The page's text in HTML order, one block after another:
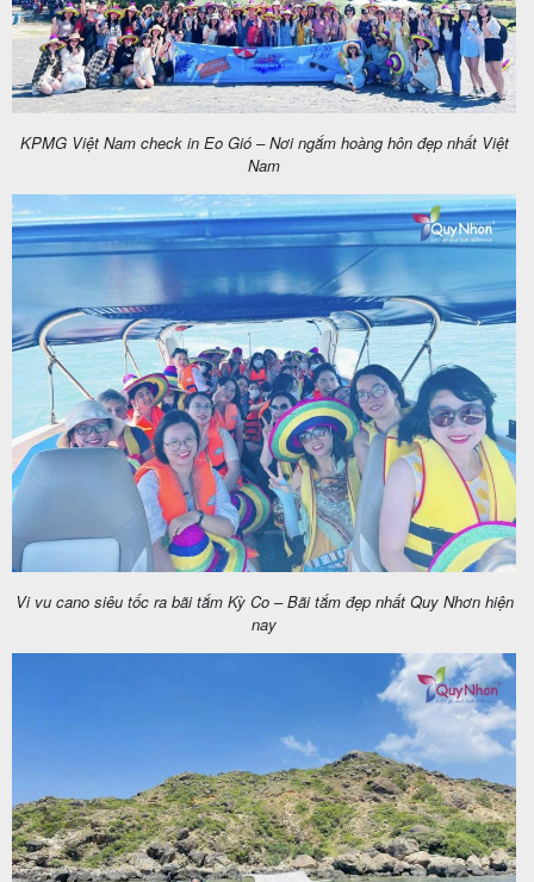
KPMG Việt Nam check in Eo Gió – Nơi ngắm hoàng hôn đẹp nhất Việt
Nam
Vi vu cano siêu tốc ra bãi tắm Kỳ Co – Bãi tắm đẹp nhất Quy Nhơn hiện
nay